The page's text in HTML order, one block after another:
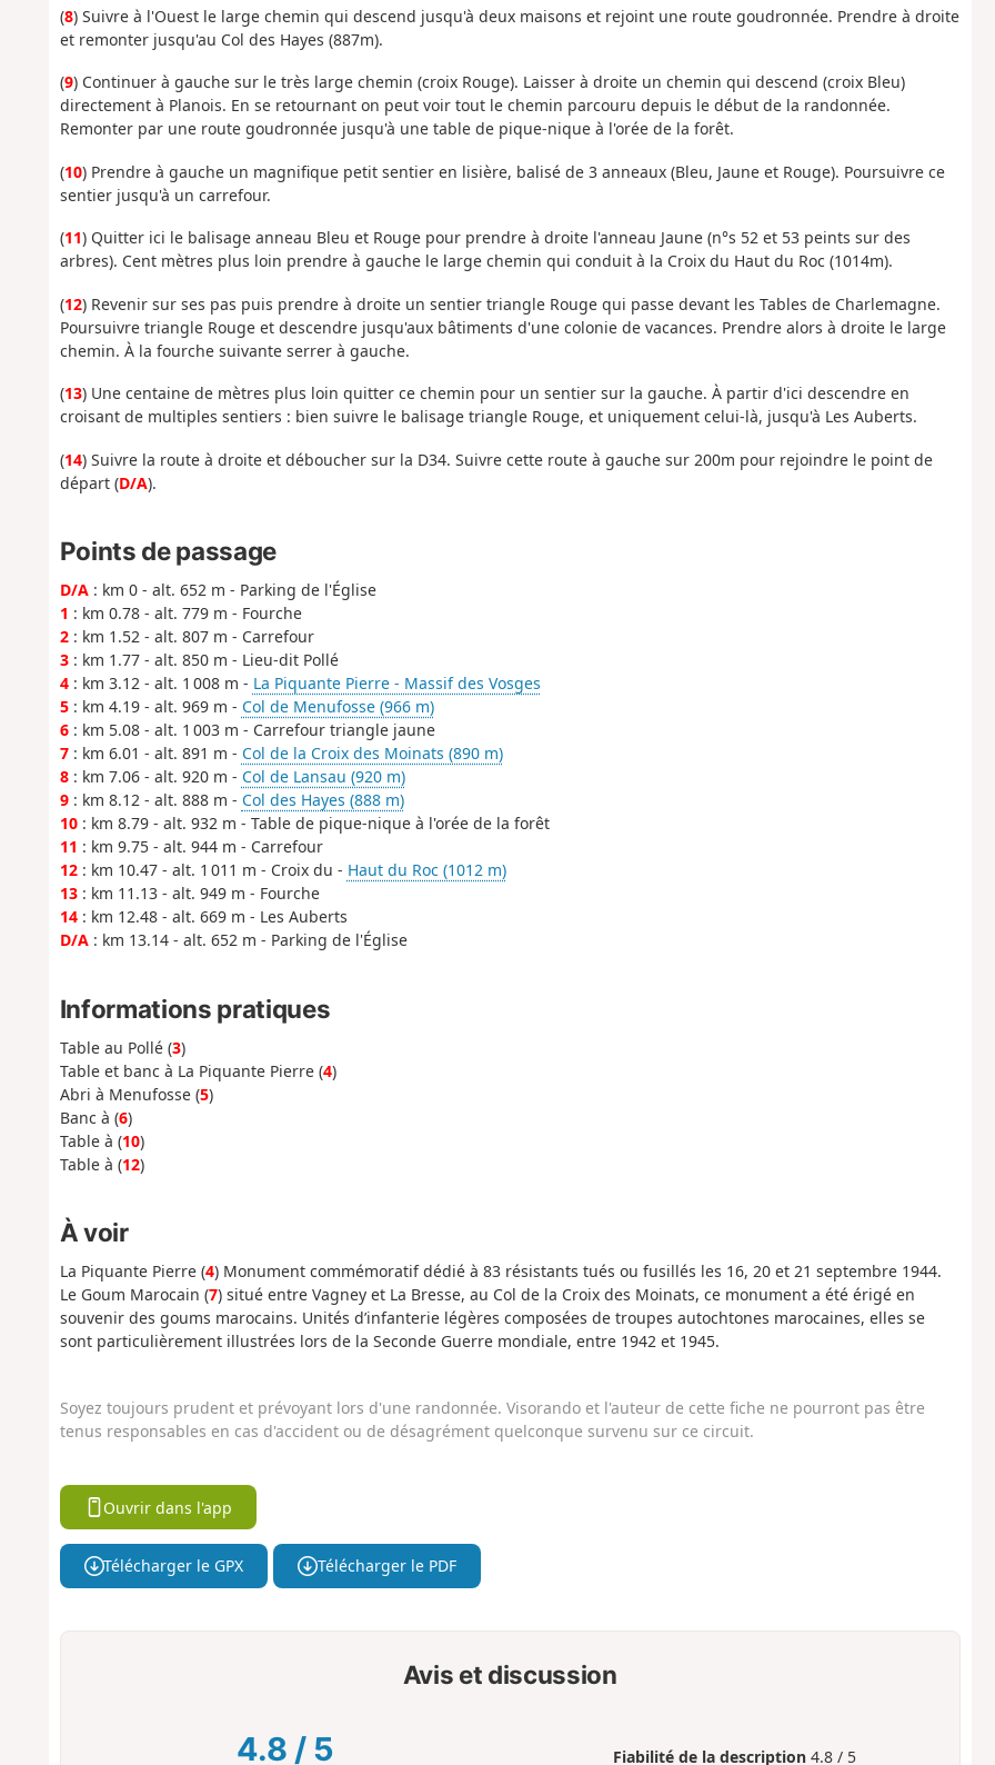
(8) Suivre à l'Ouest le large chemin qui descend jusqu'à deux maisons et rejoint une route goudronnée. Prendre à droite
et remonter jusqu'au Col des Hayes (887m).
(9) Continuer à gauche sur le très large chemin (croix Rouge). Laisser à droite un chemin qui descend (croix Bleu)
directement à Planois. En se retournant on peut voir tout le chemin parcouru depuis le début de la randonnée.
Remonter par une route goudronnée jusqu'à une table de pique-nique à l'orée de la forêt.
(10) Prendre à gauche un magnifique petit sentier en lisière, balisé de 3 anneaux (Bleu, Jaune et Rouge). Poursuivre ce
sentier jusqu'à un carrefour.
(11) Quitter ici le balisage anneau Bleu et Rouge pour prendre à droite l'anneau Jaune (n°s 52 et 53 peints sur des
arbres). Cent mètres plus loin prendre à gauche le large chemin qui conduit à la Croix du Haut du Roc (1014m).
(12) Revenir sur ses pas puis prendre à droite un sentier triangle Rouge qui passe devant les Tables de Charlemagne.
Poursuivre triangle Rouge et descendre jusqu'aux bâtiments d'une colonie de vacances. Prendre alors à droite le large
chemin. À la fourche suivante serrer à gauche.
(13) Une centaine de mètres plus loin quitter ce chemin pour un sentier sur la gauche. À partir d'ici descendre en
croisant de multiples sentiers : bien suivre le balisage triangle Rouge, et uniquement celui-là, jusqu'à Les Auberts.
(14) Suivre la route à droite et déboucher sur la D34. Suivre cette route à gauche sur 200m pour rejoindre le point de
départ (D/A).
Points de passage
D/A: km 0 - alt. 652 m - Parking de l'Église
1 : km 0.78 - alt. 779 m - Fourche
2: km 1.52 - alt. 807 m - Carrefour
3: km 1.77 - alt. 850 m - Lieu-dit Pollé
4: km 3.12 - alt. 1 008 m - La Piquante Pierre - Massif des Vosges
5: km 4.19 - alt. 969 m - Col de Menufosse (966 m)
6: km 5.08 - alt. 1 003 m - Carrefour triangle jaune
7: km 6.01 - alt. 891 m - Col de la Croix des Moinats (890 m)
8: km 7.06 - alt. 920 m - Col de Lansau (920 m)
9: km 8.12 - alt. 888 m - Col des Hayes (888 m)
10: km 8.79 - alt. 932 m - Table de pique-nique à l'orée de la forêt
11 : km 9.75 - alt. 944 m - Carrefour
12: km 10.47 - alt. 1 011 m - Croix du - Haut du Roc (1012 m)
13: km 11.13 - alt. 949 m - Fourche
14: km 12.48 - alt. 669 m - Les Auberts
D/A: km 13.14 - alt. 652 m - Parking de l'Église
Informations pratiques
Table au Pollé (3)
Table et banc à La Piquante Pierre (4)
Abri à Menufosse (5)
Banc à (6)
Table à (10)
Table à (12)
À voir
La Piquante Pierre (4) Monument commémoratif dédié à 83 résistants tués ou fusillés les 16, 20 et 21 septembre 1944.
Le Goum Marocain (7) situé entre Vagney et La Bresse, au Col de la Croix des Moinats, ce monument a été érigé en
souvenir des goums marocains. Unités d’infanterie légères composées de troupes autochtones marocaines, elles se
sont particulièrement illustrées lors de la Seconde Guerre mondiale, entre 1942 et 1945.
Soyez toujours prudent et prévoyant lors d'une randonnée. Visorando et l'auteur de cette fiche ne pourront pas être
tenus responsables en cas d'accident ou de désagrément quelconque survenu sur ce circuit.
Ouvrir dans l'app
Télécharger le GPX Télécharger le PDF
Avis et discussion
4.8 / 5 Fiabilité de la description 4.8 / 5